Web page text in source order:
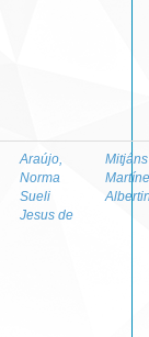
Araújo,
Norma
Sueli
Jesus de
Mitjáns